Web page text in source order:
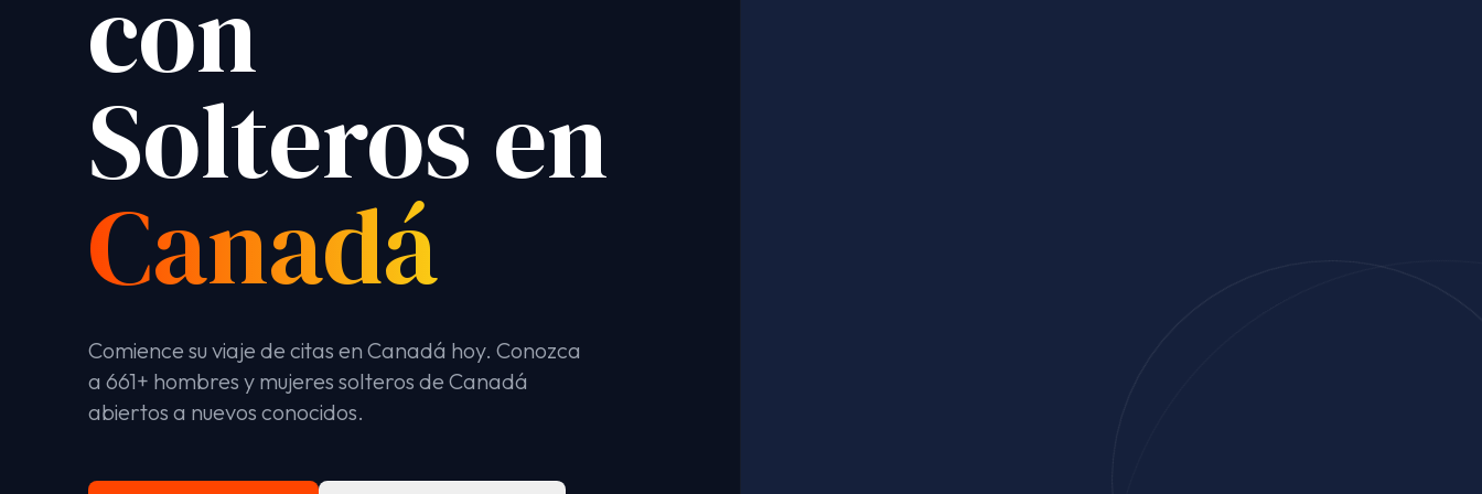
con
Solteros en
Canadá
Comience su viaje de citas en Canadá hoy. Conozca
a 661+ hombres y mujeres solteros de Canadá
abiertos a nuevos conocidos.